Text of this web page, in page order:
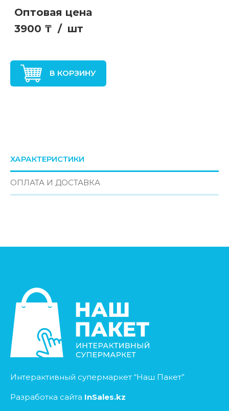
Оптовая цена
3900 ₸ / шт
В КОРЗИНУ
ХАРАКТЕРИСТИКИ
ОПЛАТА И ДОСТАВКА
Интерактивный супермаркет “Наш Пакет”
Разработка сайта InSales.kz